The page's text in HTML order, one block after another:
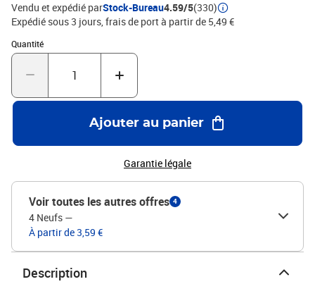
Vendu et expédié parStock-Bureau4.59/5(330)
Expédié sous 3 jours, frais de port à partir de 5,49 €
Quantité
Quantité : 1
Ajouter au panier
Garantie légale
Voir toutes les autres offres 4
4 Neufs —
À partir de 3,59 €
Description